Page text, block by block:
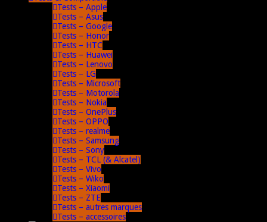
Tests – Apple
Tests – Asus
Tests – Google
Tests – Honor
Tests – HTC
Tests – Huawei
Tests – Lenovo
Tests – LG
Tests – Microsoft
Tests – Motorola
Tests – Nokia
Tests – OnePlus
Tests – OPPO
Tests – realme
Tests – Samsung
Tests – Sony
Tests – TCL (& Alcatel)
Tests – Vivo
Tests – Wiko
Tests – Xiaomi
Tests – ZTE
Tests – autres marques
Tests – accessoires